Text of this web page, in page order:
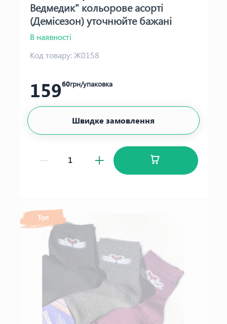
Ведмедик" кольорове асорті
(Демісезон) уточнюйте бажані
кольори
В наявності
Код товару:Ж0158
15960грн/упаковка
Швидке замовлення
Топ